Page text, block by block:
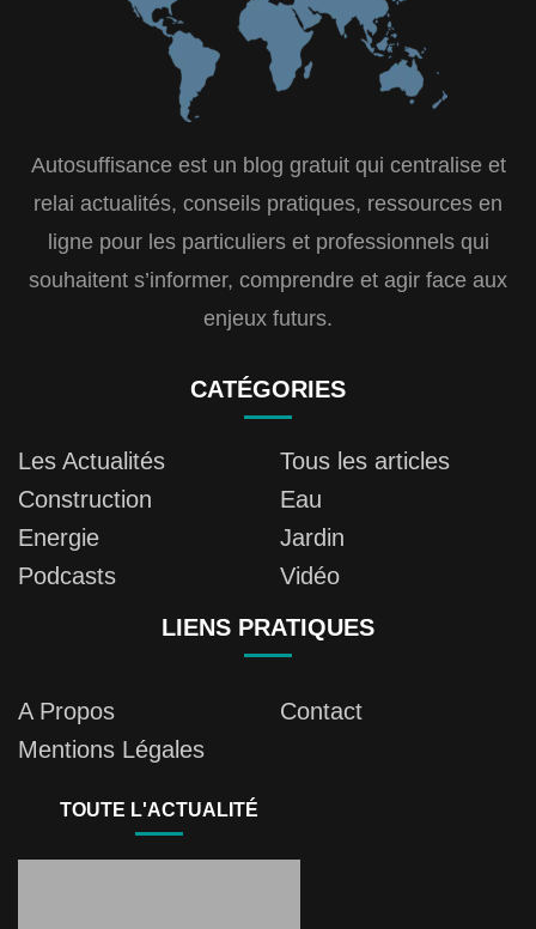
Autosuffisance est un blog gratuit qui centralise et
relai actualités, conseils pratiques, ressources en
ligne pour les particuliers et professionnels qui
souhaitent s’informer, comprendre et agir face aux
enjeux futurs.
CATÉGORIES
Les Actualités
Tous les articles
Construction
Eau
Energie
Jardin
Podcasts
Vidéo
LIENS PRATIQUES
A Propos
Contact
Mentions Légales
TOUTE L'ACTUALITÉ